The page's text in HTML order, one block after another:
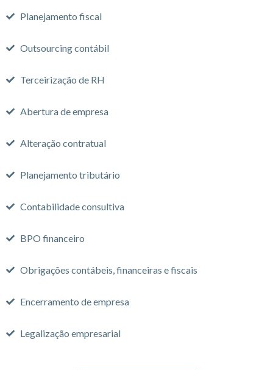
Planejamento fiscal
Outsourcing contábil
Terceirização de RH
Abertura de empresa
Alteração contratual
Planejamento tributário
Contabilidade consultiva
BPO financeiro
Obrigações contábeis, financeiras e fiscais
Encerramento de empresa
Legalização empresarial